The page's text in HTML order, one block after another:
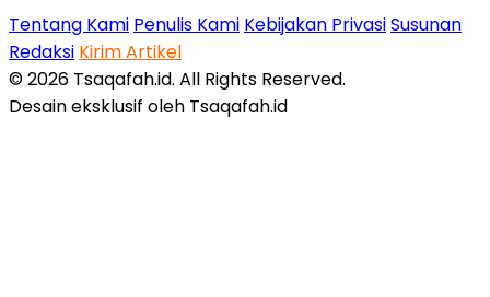
Tentang Kami Penulis Kami Kebijakan PrivasiSusunan
Redaksi Kirim Artikel
© 2026 Tsaqafah.id. All Rights Reserved.
Desain eksklusif oleh Tsaqafah.id